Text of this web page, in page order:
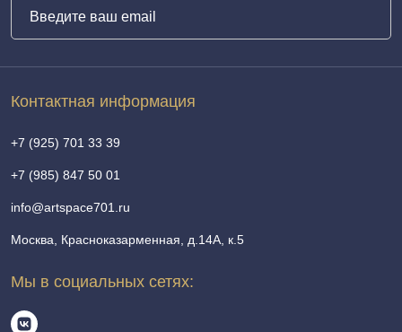
Контактная информация
+7 (925) 701 33 39
+7 (985) 847 50 01
info@artspace701.ru
Москва, Красноказарменная, д.14А, к.5
Мы в социальных сетях: